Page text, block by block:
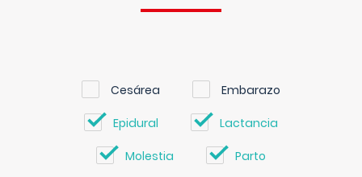
Cesárea Embarazo
Epidural Lactancia
Molestia Parto